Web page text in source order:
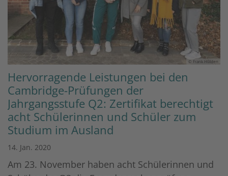
© Frank Hülden
Hervorragende Leistungen bei den
Cambridge-Prüfungen der
Jahrgangsstufe Q2: Zertifikat berechtigt
acht Schülerinnen und Schüler zum
Studium im Ausland
14. Jan. 2020
Am 23. November haben acht Schülerinnen und